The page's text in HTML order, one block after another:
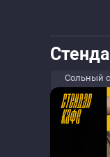
Сольный